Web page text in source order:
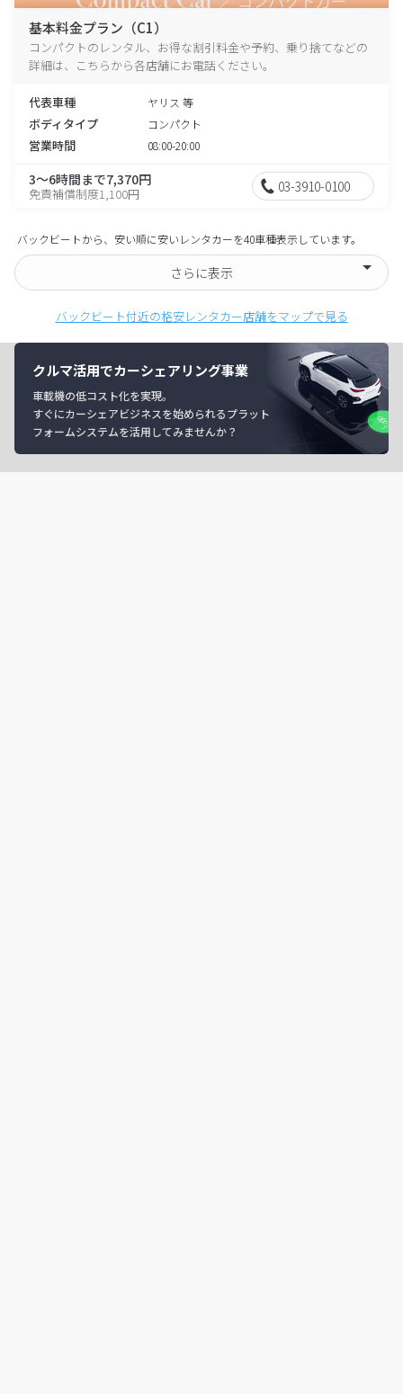
基本料金プラン（C1）
コンパクトのレンタル、お得な割引料金や予約、乗り捨てなどの
詳細は、こちらから各店舗にお電話ください。
代表車種 ヤリス 等
ボディタイプ コンパクト
営業時間 08:00-20:00
3～6時間まで7,370円
免責補償制度1,100円 03-3910-0100
バックビートから、安い順に安いレンタカーを40車種表示しています。
さらに表示
バックビート付近の格安レンタカー店舗をマップで見る
クルマ活用でカーシェアリング事業
車載機の低コスト化を実現。
すぐにカーシェアビジネスを始められるプラット
フォームシステムを活用してみませんか？